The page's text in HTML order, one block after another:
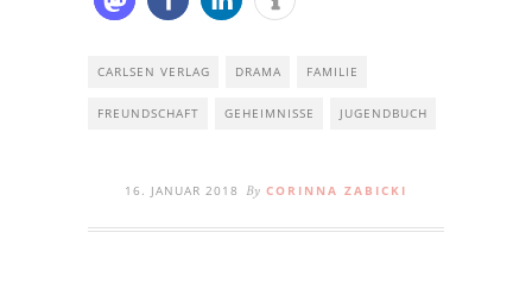
CARLSEN VERLAG DRAMA FAMILIE
FREUNDSCHAFT GEHEIMNISSE JUGENDBUCH
16. JANUAR 2018 By CORINNA ZABICKI